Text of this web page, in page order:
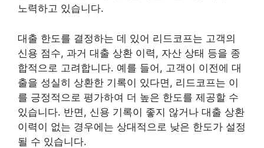
노력하고 있습니다.
대출 한도를 결정하는 데 있어 리드코프는 고객의
신용 점수, 과거 대출 상환 이력, 자산 상태 등을 종
합적으로 고려합니다. 예를 들어, 고객이 이전에 대
출을 성실히 상환한 기록이 있다면, 리드코프는 이
를 긍정적으로 평가하여 더 높은 한도를 제공할 수
있습니다. 반면, 신용 기록이 좋지 않거나 대출 상환
이력이 없는 경우에는 상대적으로 낮은 한도가 설정
될 수 있습니다.